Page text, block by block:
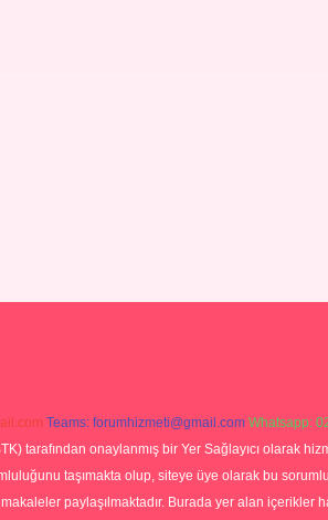
Teams: forumhizmeti@gmail.com Whatsapp:
tarafından onaylanmış bir Yer Sağlayıcı olarak
taşımakta olup, siteye üye olarak bu
paylaşılmaktadır. Burada yer alan